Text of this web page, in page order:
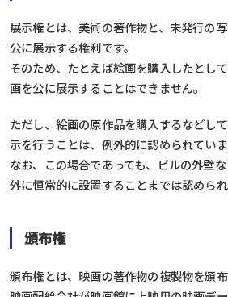
展示権とは、美術の著作物と、未発行の
公に展示する権利です。
そのため、たとえば絵画を購入したとし
画を公に展示することはできません。
ただし、絵画の原作品を購入するなどし
示を行うことは、例外的に認められていま
なお、この場合であっても、ビルの外壁
外に恒常的に設置することまでは認められ
頒布権
頒布権とは、映画の著作物の複製物を頒布